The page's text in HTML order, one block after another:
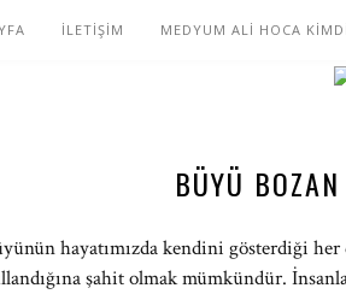
İLETİŞİM MEDYUM ALİ HOCA
BÜYÜ
hayatımızda kendini gösterdiği
şahit olmak mümkündür.